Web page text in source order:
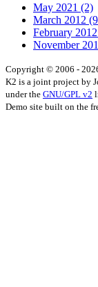
May 2021 (2)
March 2012
February 2012
November
Copyright © 2006 -
K2 is a joint project by
under the GNU/GPL v2
Demo site built on the